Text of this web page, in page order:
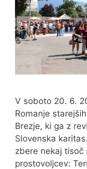
V soboto 20. 6.
Romanje
Brezje, ki ga z
Slovenska
zbere nekaj tisoč
prostovoljcev: